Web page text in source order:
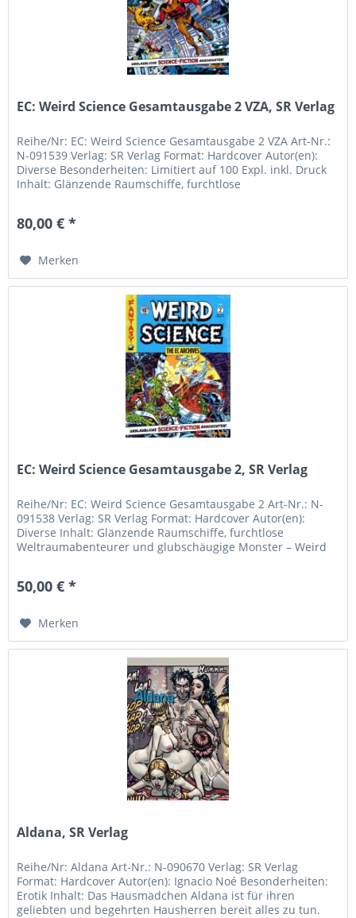
EC: Weird Science Gesamtausgabe 2 VZA, SR Verlag
Reihe/Nr: EC: Weird Science Gesamtausgabe 2 VZA Art-Nr.:
N-091539 Verlag: SR Verlag Format: Hardcover Autor(en):
Diverse Besonderheiten: Limitiert auf 100 Expl. inkl. Druck
Inhalt: Glänzende Raumschiffe, furchtlose
80,00 € *
Merken
EC: Weird Science Gesamtausgabe 2, SR Verlag
Reihe/Nr: EC: Weird Science Gesamtausgabe 2 Art-Nr.: N-
091538 Verlag: SR Verlag Format: Hardcover Autor(en):
Diverse Inhalt: Glänzende Raumschiffe, furchtlose
Weltraumabenteurer und glubschäugige Monster – Weird
50,00 € *
Merken
Aldana, SR Verlag
Reihe/Nr: Aldana Art-Nr.: N-090670 Verlag: SR Verlag
Format: Hardcover Autor(en): Ignacio Noé Besonderheiten:
Erotik Inhalt: Das Hausmädchen Aldana ist für ihren
geliebten und begehrten Hausherren bereit alles zu tun.